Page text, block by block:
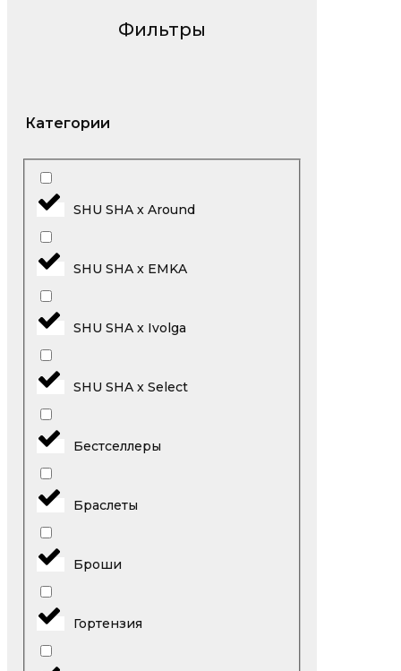
Фильтры
Категории
SHU SHA x Around
SHU SHA x EMKA
SHU SHA x Ivolga
SHU SHA x Select
Бестселлеры
Браслеты
Броши
Гортензия